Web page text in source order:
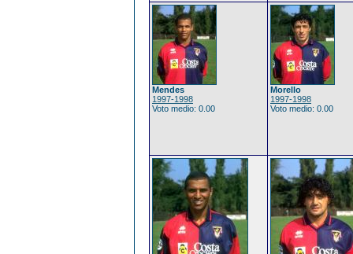
Mendes
1997-1998
Voto medio: 0.00
Morello
1997-1998
Voto medio: 0.00